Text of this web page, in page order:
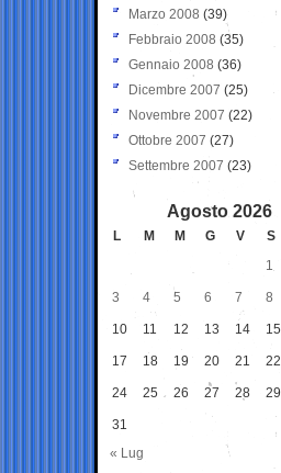
Marzo 2008 (39)
Febbraio 2008 (35)
Gennaio 2008 (36)
Dicembre 2007 (25)
Novembre 2007 (22)
Ottobre 2007 (27)
Settembre 2007 (23)
Agosto 2026
L M M G V S
1
3 4 5 6 7 8
10 11 12 13 14 15
17 18 19 20 21 22
24 25 26 27 28 29
31
« Lug